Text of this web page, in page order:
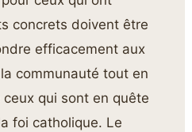
concrets doivent être
efficacement aux
communauté tout en
qui sont en quête
foi catholique. Le